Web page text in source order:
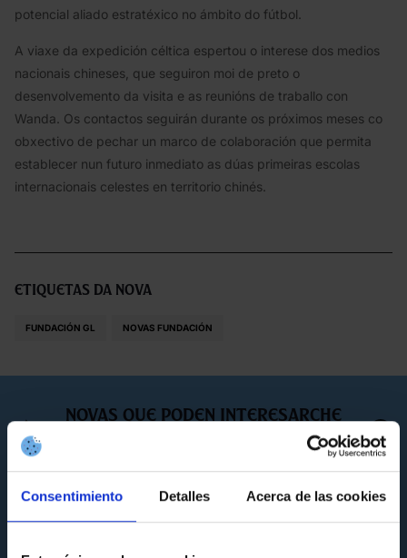
Consentimiento Detalles Acerca de las cookies
potencial aliado estratéxico no ámbito do fútbol.
A viaxe da expedición céltica espertou o interese dos medios
nacionais chineses, que seguiron moi de preto o
desenvolvemento da visita e as reunións de traballo con
Wanda. Os contactos seguirán durante os próximos meses co
obxectivo de pechar un marco de colaboración que permita
establecer nun futuro inmediato as dúas primeiras escolas
internacionais celestes en territorio chinés.
Etiquetas da nova
FUNDACIÓN GL NOVAS FUNDACIÓN
Novas que poden interesarche